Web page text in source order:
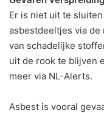
Er is niet uit te
asbestdeeltjes via
van schadelijke
uit de rook te blijven
meer via NL-Alerts.
Asbest is vooral